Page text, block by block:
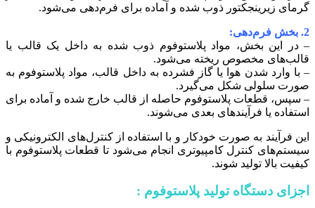
گرمای زیرینجکتور ذوب شده و آماده برای فرم‌دهی می‌شود.
2. بخش فرم‌دهی:
– در این بخش، مواد پلاستوفوم ذوب شده به داخل یک قالب یا
قالب‌های مخصوص ریخته می‌شود.
– با وارد شدن هوا یا گاز فشرده به داخل قالب، مواد پلاستوفوم به
صورت سلولی شکل می‌گیرد.
– سپس، قطعات پلاستوفوم حاصله از قالب خارج شده و آماده برای
استفاده یا فرآیندهای بعدی می‌شوند.
این فرآیند به صورت خودکار و با استفاده از کنترل‌های الکترونیکی و
سیستم‌های کنترل کامپیوتری انجام می‌شود تا قطعات پلاستوفوم با
کیفیت بالا تولید شوند.
اجزای دستگاه تولید پلاستوفوم :